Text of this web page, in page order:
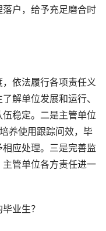
户，给予充足磨合时
依法履行各项责任义
解单位发展和运行、
稳定。二是主管单位
养使用跟踪问效，毕
应处理。三是完善监
管单位各方责任进一
业生？